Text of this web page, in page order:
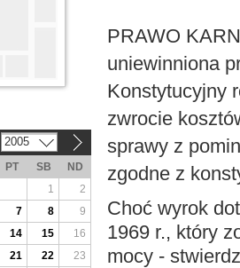
PRAWO
uniewinniona
Konstytucyjny
zwrocie
sprawy z
zgodne z
Choć wyrok
1969 r., który
mocy -
2005
PT SB
ND
1
2
7 8
9
14 15
16
21 22
23